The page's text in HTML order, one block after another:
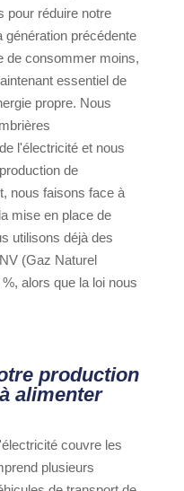
pour réduire notre
précédente
de consommer moins,
essentiel de
propre. Nous
l'électricité et nous
de
nous faisons face à
mise en place de
utilisons déjà des
(Gaz Naturel
alors que la loi nous
production
alimenter
couvre les
plusieurs